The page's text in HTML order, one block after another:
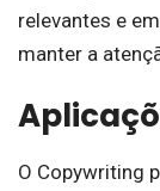
relevantes e
manter a
O Copywriting